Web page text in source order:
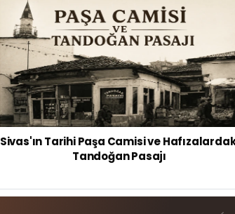
Sivas'ın Tarihi Paşa Camisi ve
Tandoğan Pasajı